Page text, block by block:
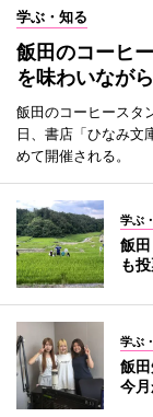
学ぶ・知る
飯田のコーヒ
を味わいなが
飯田のコーヒースタ
日、書店「ひなみ文
めて開催される。
学ぶ
飯
も
学ぶ
飯
今